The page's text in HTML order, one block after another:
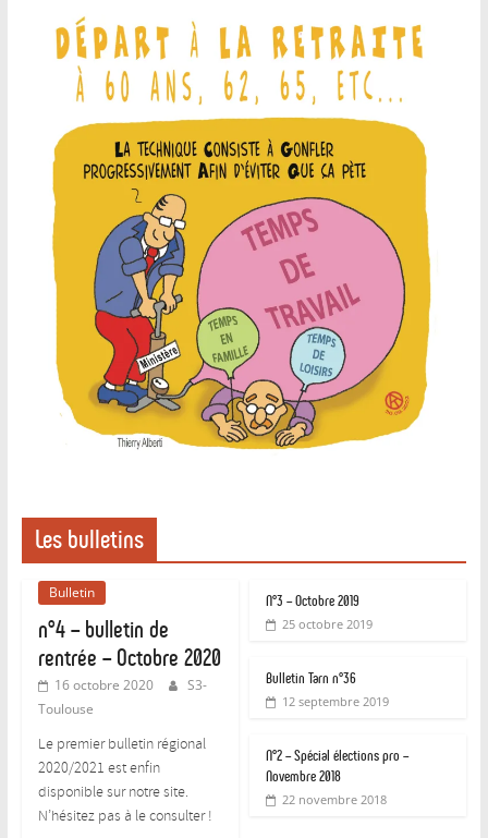
Les bulletins
Bulletin
n°4 – bulletin de
rentrée – Octobre 2020
16 octobre 2020
S3-
Toulouse
Le premier bulletin régional
2020/2021 est enfin
disponible sur notre site.
N’hésitez pas à le consulter !
N°3 – Octobre 2019
25 octobre 2019
Bulletin Tarn n°36
12 septembre 2019
N°2 – Spécial élections pro –
Novembre 2018
22 novembre 2018